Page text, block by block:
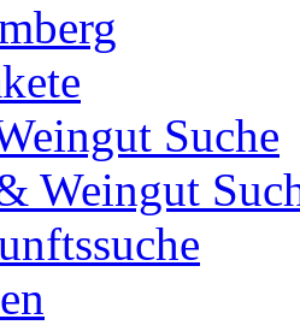
Suche
Weingut